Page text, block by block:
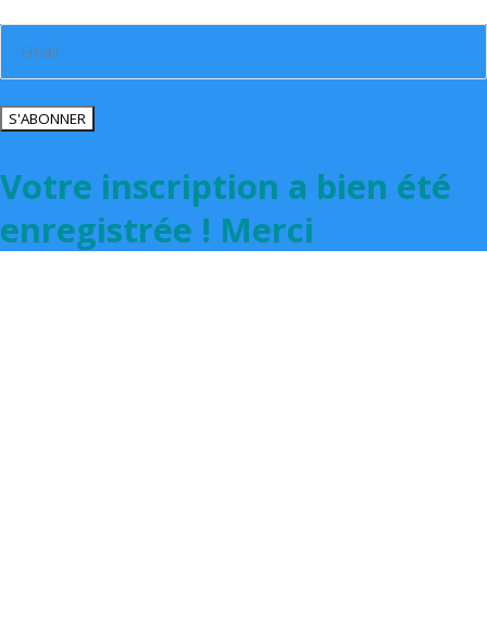
S'ABONNER
Votre inscription a bien été
enregistrée ! Merci